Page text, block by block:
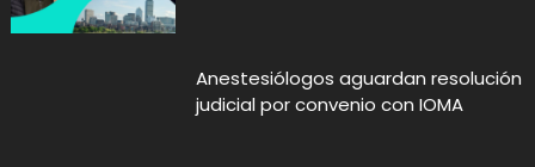
Anestesiólogos aguardan resolución
judicial por convenio con IOMA